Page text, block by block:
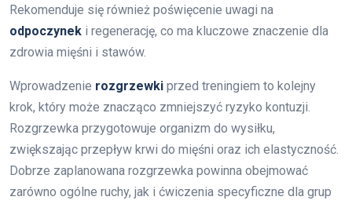
Rekomenduje się również poświęcenie uwagi na
odpoczynek i regenerację, co ma kluczowe znaczenie dla
zdrowia mięśni i stawów.
Wprowadzenie rozgrzewki przed treningiem to kolejny
krok, który może znacząco zmniejszyć ryzyko kontuzji.
Rozgrzewka przygotowuje organizm do wysiłku,
zwiększając przepływ krwi do mięśni oraz ich elastyczność.
Dobrze zaplanowana rozgrzewka powinna obejmować
zarówno ogólne ruchy, jak i ćwiczenia specyficzne dla grup